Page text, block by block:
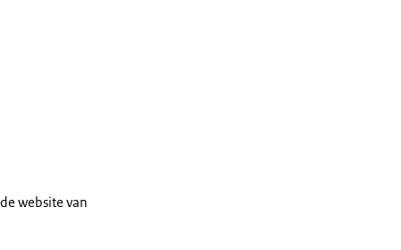
website van